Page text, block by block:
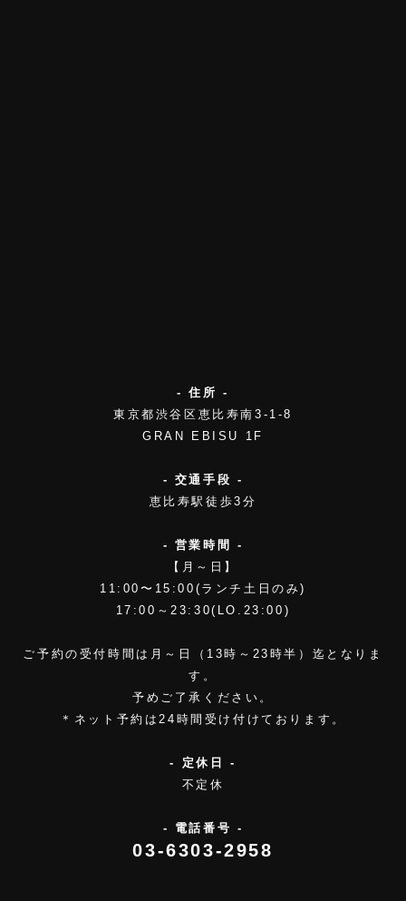
- 住所 -
東京都渋谷区恵比寿南3-1-8
GRAN EBISU 1F
- 交通手段 -
恵比寿駅徒歩3分
- 営業時間 -
【月～日】
11:00〜15:00(ランチ土日のみ)
17:00～23:30(LO.23:00)
ご予約の受付時間は月～日（13時～23時半）迄となりま
す。
予めご了承ください。
＊ネット予約は24時間受け付けております。
- 定休日 -
不定休
- 電話番号 -
03-6303-2958